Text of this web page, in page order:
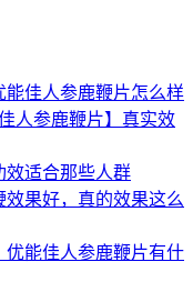
佳人参鹿鞭片怎么样
人参鹿鞭片】真实效
效适合那些人群
果好，真的效果这么
能佳人参鹿鞭片有什